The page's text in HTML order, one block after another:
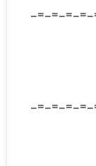
-=-=-=-
-=-=-=-